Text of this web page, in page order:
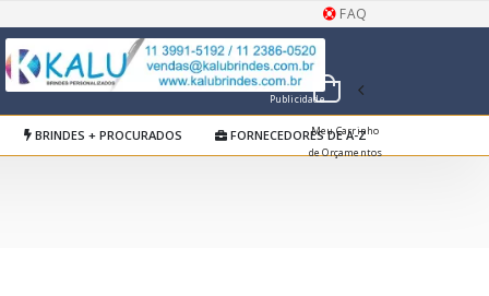
FAQ
Publicidade
Meu Carrinho
de Orçamentos
BRINDES + PROCURADOS FORNECEDORES DE A-Z